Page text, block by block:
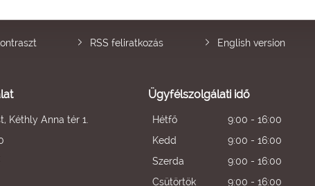
RSS feliratkozás English version
Kéthly Anna tér 1.
Ügyfélszolgálati idő
Hétfő
9:00 - 16:00
Kedd
9:00 - 16:00
Szerda
9:00 - 16:00
Csütörtök
9:00 - 16:00